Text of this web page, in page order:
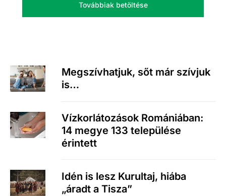
Továbbiak betöltése
Megszívhatjuk, sőt már szívjuk
is…
Vízkorlátozások Romániában:
14 megye 133 települése
érintett
Idén is lesz Kurultaj, hiába
„áradt a Tisza”